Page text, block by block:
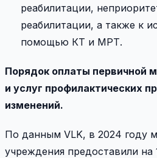
реабилитации,
реабилитации, а также к
помощью КТ и МРТ.
Порядок оплаты первичной
и услуг профилактических
изменений.
По данным VLK, в 2024 году
учреждения предоставили на